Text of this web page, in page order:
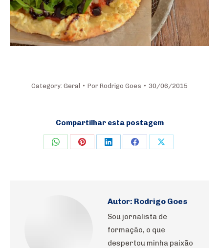
Category: Geral Por Rodrigo Goes 30/06/2015
Compartilhar esta postagem
Share Share Share Share Share
Autor: Rodrigo Goes
Sou jornalista de
formação, o que
despertou minha paixão